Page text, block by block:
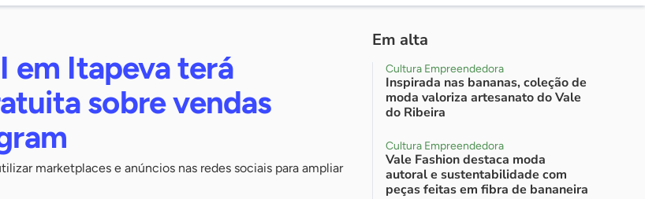
em Itapeva terá
sobre vendas
marketplaces e anúncios nas redes sociais para ampliar
Em alta
Cultura Empreendedora
Inspirada nas bananas, coleção de
moda valoriza artesanato do Vale
do Ribeira
Cultura Empreendedora
Vale Fashion destaca moda
autoral e sustentabilidade com
peças feitas em fibra de bananeira